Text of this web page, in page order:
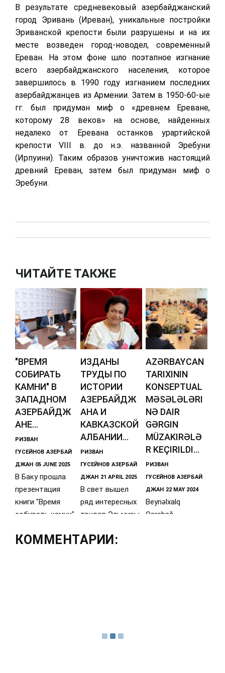
В результате средневековый азербайджанский
город Эривань (Иреван), уникальные постройки
Эриванской крепости были разрушены и на их
месте возведен город-новодел, современный
Ереван. На этом фоне шло поэтапное изгнание
всего азербайджанского населения, которое
завершилось в 1990 году изгнанием последних
азербайджанцев из Армении. Затем в 1950-60-ые
гг. был придуман миф о «древнем Ереване,
которому 28 веков» на основе, найденных
недалеко от Еревана останков урартийской
крепости VIII в. до н.э. названной Эребуни
(Ирпуини). Таким образов уничтожив настоящий
древний Ереван, затем был придуман миф о
Эребуни.
ЧИТАЙТЕ ТАКЖЕ
"ВРЕМЯ
СОБИРАТЬ
КАМНИ" В
ЗАПАДНОМ
АЗЕРБАЙДЖ
АНЕ...
РИЗВАН
ГУСЕЙНОВ АЗЕРБАЙ
ДЖАН 05 JUNE 2025
В Баку прошла
презентация
книги "Время
собирать камни"
Западного
ИЗДАНЫ
ТРУДЫ ПО
ИСТОРИИ
АЗЕРБАЙДЖ
АНА И
КАВКАЗСКОЙ
АЛБАНИИ...
РИЗВАН
ГУСЕЙНОВ АЗЕРБАЙ
ДЖАН 21 APRIL 2025
В свет вышел
ряд интересных
трудов Эльмиры
истории
AZƏRBAYCAN
TARIXININ
KONSEPTUAL
MƏSƏLƏLƏRI
NƏ DAIR
GƏRGIN
MÜZAKIRƏLƏ
R KEÇIRILDI...
РИЗВАН
ГУСЕЙНОВ АЗЕРБАЙ
ДЖАН 22 MAY 2024
Beynəlxalq
Qarabağ
КОММЕНТАРИИ: